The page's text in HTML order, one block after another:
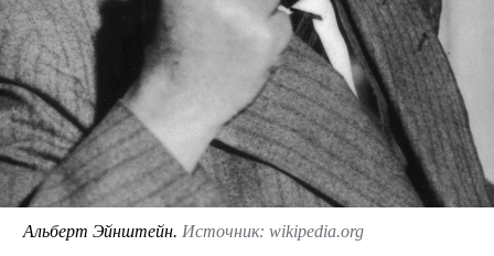
Альберт Эйнштейн. Источник: wikipedia.org